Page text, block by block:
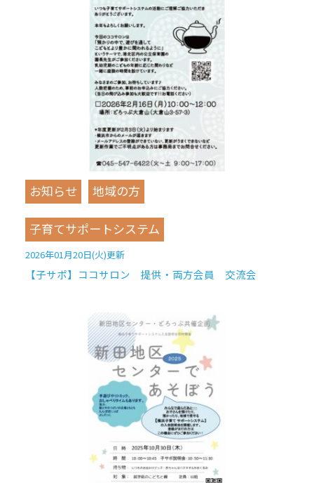
お知らせ 地域の方
子育てサポートシステム
2026年01月20日(火)更新
【子サポ】ココサロン 提供・両方会員 交流会